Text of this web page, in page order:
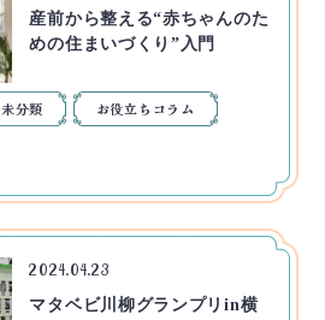
産前から整える“赤ちゃんのた
めの住まいづくり”入門
未分類 お役立ちコラム
2024.04.23
マタベビ川柳グランプリin横